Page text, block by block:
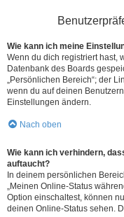
Wie kann ich meine
Wenn du dich registriert hast,
Datenbank des Boards
„Persönlichen Bereich“; der
wenn du auf deinen
Einstellungen ändern.
Nach oben
Wie kann ich verhindern,
auftaucht?
In deinem persönlichen
„Meinen Online-Status
Option einschaltest, können
deinen Online-Status sehen.